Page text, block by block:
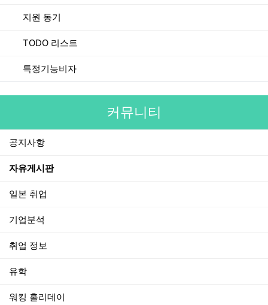
지원 동기
TODO 리스트
특정기능비자
커뮤니티
공지사항
자유게시판
일본 취업
기업분석
취업 정보
유학
워킹 홀리데이